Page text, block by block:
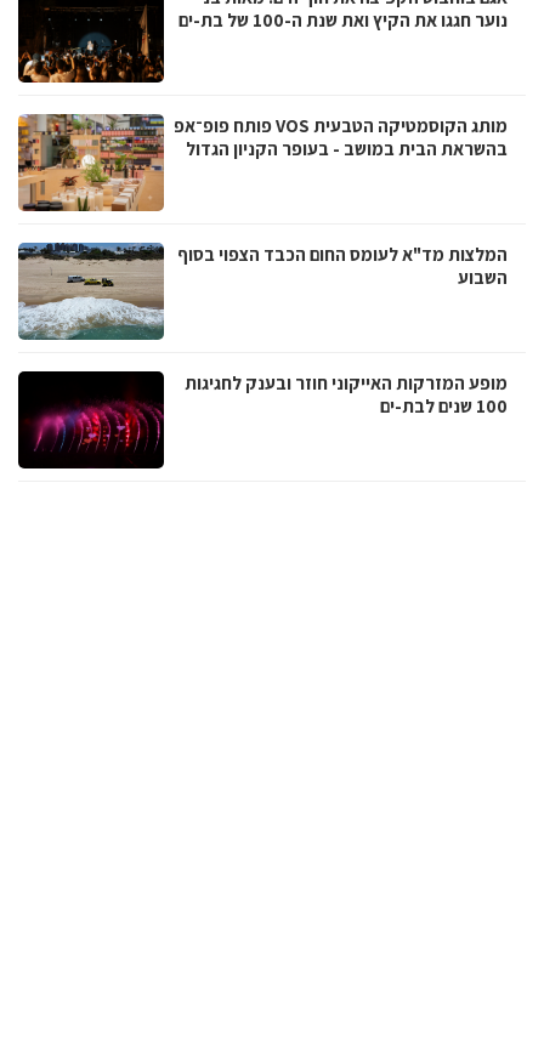
נוער חגגו את הקיץ ואת שנת ה-100 של בת-ים
מותג הקוסמטיקה הטבעית VOS פותח פופ־אפ
בהשראת הבית במושב - בעופר הקניון הגדול
המלצות מד"א לעומס החום הכבד הצפוי בסוף
השבוע
מופע המזרקות האייקוני חוזר ובענק לחגיגות
100 שנים לבת-ים